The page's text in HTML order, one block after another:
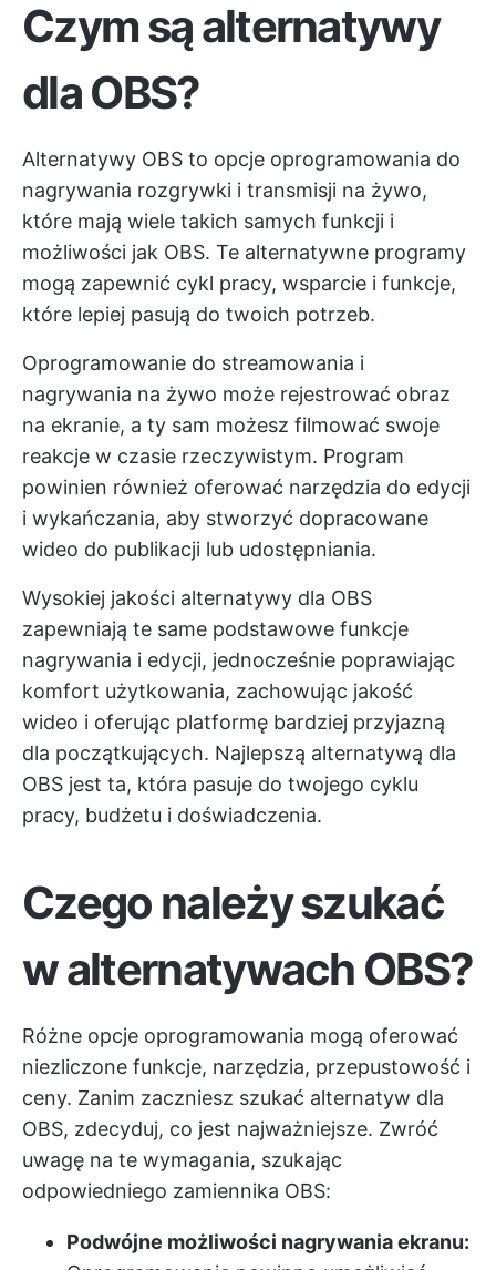
Czym są alternatywy
dla OBS?
Alternatywy OBS to opcje oprogramowania do
nagrywania rozgrywki i transmisji na żywo,
które mają wiele takich samych funkcji i
możliwości jak OBS. Te alternatywne programy
mogą zapewnić cykl pracy, wsparcie i funkcje,
które lepiej pasują do twoich potrzeb.
Oprogramowanie do streamowania i
nagrywania na żywo może rejestrować obraz
na ekranie, a ty sam możesz filmować swoje
reakcje w czasie rzeczywistym. Program
powinien również oferować narzędzia do edycji
i wykańczania, aby stworzyć dopracowane
wideo do publikacji lub udostępniania.
Wysokiej jakości alternatywy dla OBS
zapewniają te same podstawowe funkcje
nagrywania i edycji, jednocześnie poprawiając
komfort użytkowania, zachowując jakość
wideo i oferując platformę bardziej przyjazną
dla początkujących. Najlepszą alternatywą dla
OBS jest ta, która pasuje do twojego cyklu
pracy, budżetu i doświadczenia.
Czego należy szukać
w alternatywach OBS?
Różne opcje oprogramowania mogą oferować
niezliczone funkcje, narzędzia, przepustowość i
ceny. Zanim zaczniesz szukać alternatyw dla
OBS, zdecyduj, co jest najważniejsze. Zwróć
uwagę na te wymagania, szukając
odpowiedniego zamiennika OBS:
Podwójne możliwości nagrywania ekranu: